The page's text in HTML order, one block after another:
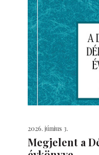
2026. június 3.
Megjelent a